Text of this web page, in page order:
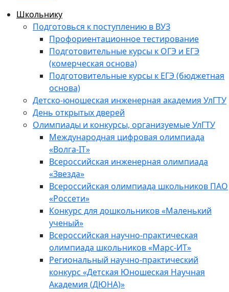
Школьнику
Подготовься к поступлению в ВУЗ
Профориентационное тестирование
Подготовительные курсы к ОГЭ и ЕГЭ
(комерческая основа)
Подготовительные курсы к ЕГЭ (бюджетная
основа)
Детско-юношеская инженерная академия УлГТУ
День открытых дверей
Олимпиады и конкурсы, организуемые УлГТУ
Международная цифровая олимпиада
«Волга-IT»
Всероссийская инженерная олимпиада
«Звезда»
Всероссийская олимпиада школьников ПАО
«Россети»
Конкурс для дошкольников «Маленький
ученый»
Всероссийская научно-практическая
олимпиада школьников «Марс-ИТ»
Региональный научно-практический
конкурс «Детская Юношеская Научная
Академия (ДЮНА)»